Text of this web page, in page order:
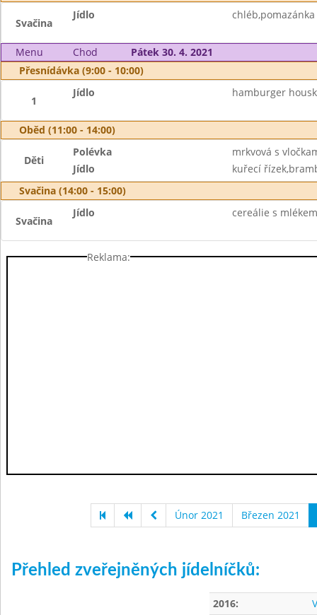
Svačina
Jídlo
Menu Chod
Pátek 30. 4. 2021
Přesnídávka (9:00 - 10:00)
1
Jídlo hamburger
Oběd (11:00 - 14:00)
Děti
Polévka
mrkvová s
Jídlo
kuřecí
Svačina (14:00 - 15:00)
Svačina
Jídlo cereálie s
Reklama:
Únor 2021 Březen 2021
Přehled zveřejněných jídelníčků:
2016: